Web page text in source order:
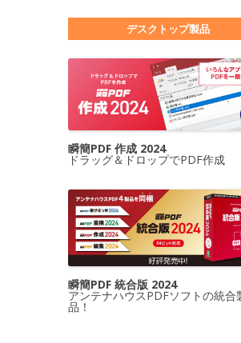
デスクトップ製品
瞬簡PDF 作成 2024
ドラッグ＆ドロップでPDF作成
瞬簡PDF 統合版 2024
アンテナハウスPDFソフトの統合
品！